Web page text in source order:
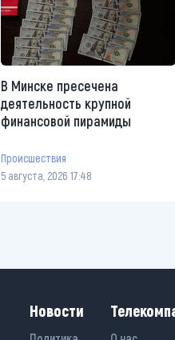
В Минске пресечена
деятельность крупной
финансовой пирамиды
Происшествия
5 августа, 2026 17:48
Новости